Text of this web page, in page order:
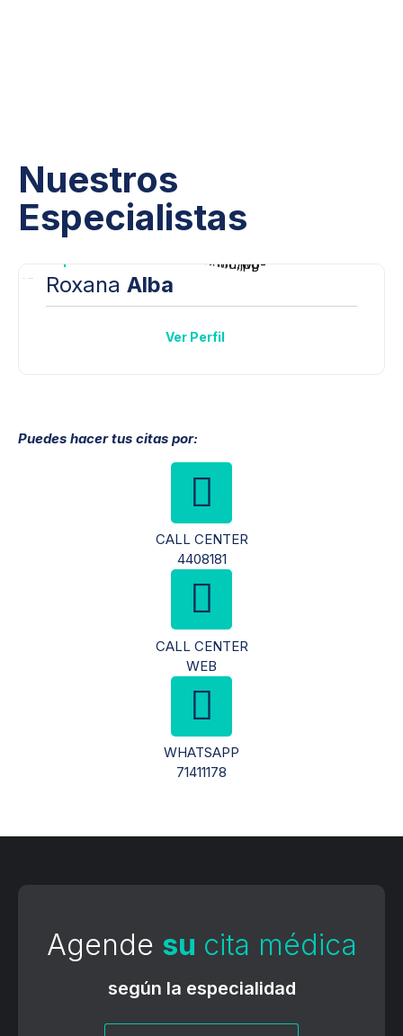
Nuestros
Especialistas
Roxana Alba
Ver Perfil
Puedes hacer tus citas por:
CALL CENTER
4408181
CALL CENTER
WEB
WHATSAPP
71411178
Agende su cita médica
según la especialidad